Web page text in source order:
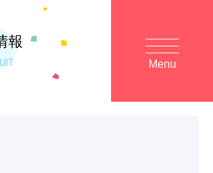
報
Menu